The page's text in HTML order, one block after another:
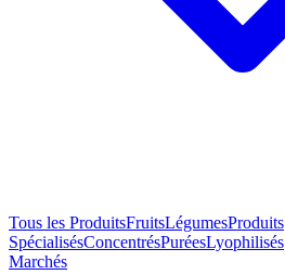
Tous les ProduitsFruitsLégumesProduits
SpécialisésConcentrésPuréesLyophilisés
Marchés